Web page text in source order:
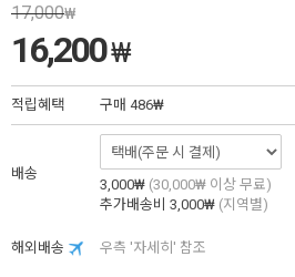
17,000₩
16,200₩
적립혜택 구매 486₩
배송
3,000₩ (30,000₩ 이상 무료)
추가배송비 3,000₩ (지역별)
해외배송 우측 '자세히' 참조